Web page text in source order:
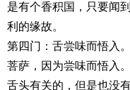
是有个香积国，只要闻
利的缘故。
第四门：舌尝味而悟入
菩萨，因为尝味而悟入
舌头有关的，但是也没